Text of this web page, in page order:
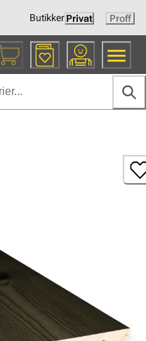
ButikkerPrivat Proff